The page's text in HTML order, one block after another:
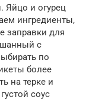
Яйцо и огурец
ингредиенты,
заправки для
с
по
более
на терке и
соус